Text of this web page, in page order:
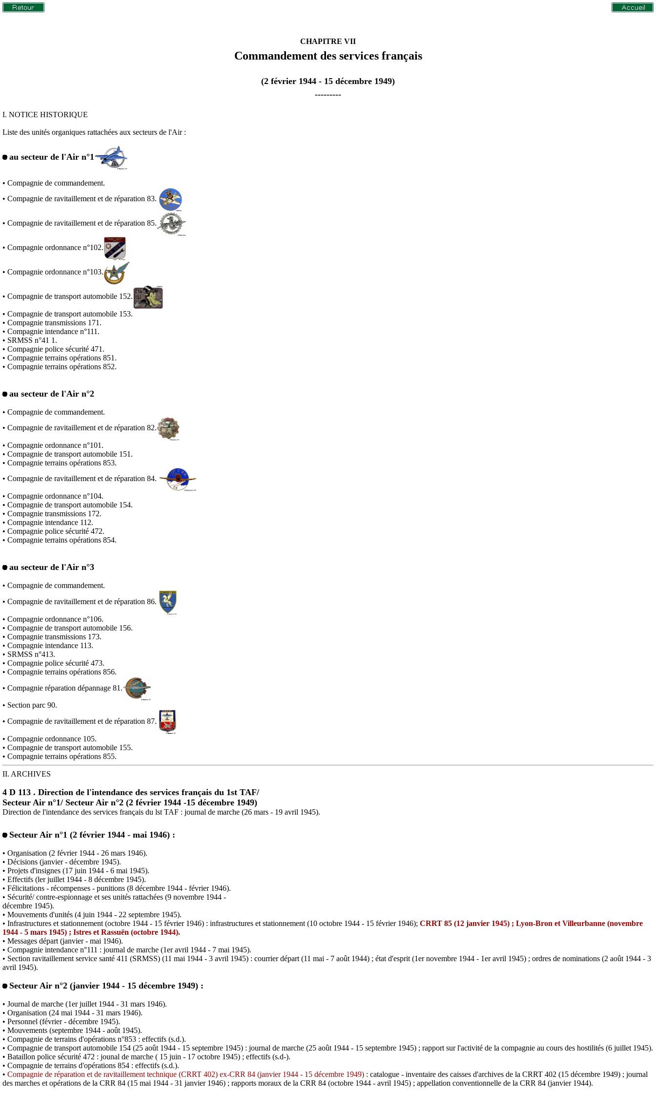
CHAPITRE VII
Commandement des services français
(2 février 1944 - 15 décembre 1949)
---------
I. NOTICE HISTORIQUE
Liste des unités organiques rattachées aux secteurs de l'Air :
au secteur de l'Air n°1
• Compagnie de commandement.
• Compagnie de ravitaillement et de réparation 83.
• Compagnie de ravitaillement et de réparation 85.
• Compagnie ordonnance n°102.
• Compagnie ordonnance n°103.
• Compagnie de transport automobile 152.
• Compagnie de transport automobile 153.
• Compagnie transmissions 171.
• Compagnie intendance n°111.
• SRMSS n°41 1.
• Compagnie police sécurité 471.
• Compagnie terrains opérations 851.
• Compagnie terrains opérations 852.
au secteur de l'Air n°2
• Compagnie de commandement.
• Compagnie de ravitaillement et de réparation 82.
• Compagnie ordonnance n°101.
• Compagnie de transport automobile 151.
• Compagnie terrains opérations 853.
• Compagnie de ravitaillement et de réparation 84.
• Compagnie ordonnance n°104.
• Compagnie de transport automobile 154.
• Compagnie transmissions 172.
• Compagnie intendance 112.
• Compagnie police sécurité 472.
• Compagnie terrains opérations 854.
au secteur de l'Air n°3
• Compagnie de commandement.
• Compagnie de ravitaillement et de réparation 86.
• Compagnie ordonnance n°106.
• Compagnie de transport automobile 156.
• Compagnie transmissions 173.
• Compagnie intendance 113.
• SRMSS n°413.
• Compagnie police sécurité 473.
• Compagnie terrains opérations 856.
• Compagnie réparation dépannage 81.
• Section parc 90.
• Compagnie de ravitaillement et de réparation 87.
• Compagnie ordonnance 105.
• Compagnie de transport automobile 155.
• Compagnie terrains opérations 855.
II. ARCHIVES
4 D 113 . Direction de l'intendance des services français du 1st TAF/
Secteur Air n°1/ Secteur Air n°2 (2 février 1944 -15 décembre 1949)
Direction de l'intendance des services français du lst TAF : journal de marche (26 mars - 19 avril 1945).
Secteur Air n°1 (2 février 1944 - mai 1946) :
• Organisation (2 février 1944 - 26 mars 1946).
• Décisions (janvier - décembre 1945).
• Projets d'insignes (17 juin 1944 - 6 mai 1945).
• Effectifs (lerjuillet 1944 - 8 décembre 1945).
• Félicitations - récompenses - punitions (8 décembre 1944 - février 1946).
• Sécurité/ contre-espionnage et ses unités rattachées (9 novembre 1944 -
décembre 1945).
• Mouvements d'unités (4 juin 1944 - 22 septembre 1945).
• Infrastructures et stationnement (octobre 1944 - 15 février 1946) : infrastructures et stationnement (10 octobre 1944 - 15 février 1946); CRRT 85 (12 janvier 1945) ; Lyon-Bron et Villeurbanne (novembre
1944 - 5 mars 1945) ; Istres et Rassuën (octobre 1944).
• Messages départ (janvier - mai 1946).
• Compagnie intendance n°111 : journal de marche (1er avril 1944 - 7 mai 1945).
• Section ravitaillement service santé 411 (SRMSS) (11 mai 1944 - 3 avril 1945) : courrier départ (11 mai - 7 août 1944) ; état d'esprit (1er novembre 1944 - 1er avril 1945) ; ordres de nominations (2 août 1944 - 3
avril 1945).
Secteur Air n°2 (janvier 1944 - 15 décembre 1949) :
• Journal de marche (1er juillet 1944 - 31 mars 1946).
• Organisation (24 mai 1944 - 31 mars 1946).
• Personnel (février - décembre 1945).
• Mouvements (septembre 1944 - août 1945).
• Compagnie de terrains d'opérations n°853 : effectifs (s.d.).
• Compagnie de transport automobile 154 (25 août 1944 - 15 septembre 1945) : journal de marche (25 août 1944 - 15 septembre 1945) ; rapport sur l'activité de la compagnie au cours des hostilités (6 juillet 1945).
• Bataillon police sécurité 472 : jounal de marche ( 15 juin - 17 octobre 1945) ; effectifs (s.d-).
• Compagnie de terrains d'opérations 854 : effectifs (s.d.).
• Compagnie de réparation et de ravitaillement technique (CRRT 402) ex-CRR 84 (janvier 1944 - 15 décembre 1949) : catalogue - inventaire des caisses d'archives de la CRRT 402 (15 décembre 1949) ; journal
des marches et opérations de la CRR 84 (15 mai 1944 - 31 janvier 1946) ; rapports moraux de la CRR 84 (octobre 1944 - avril 1945) ; appellation conventionnelle de la CRR 84 (janvier 1944).